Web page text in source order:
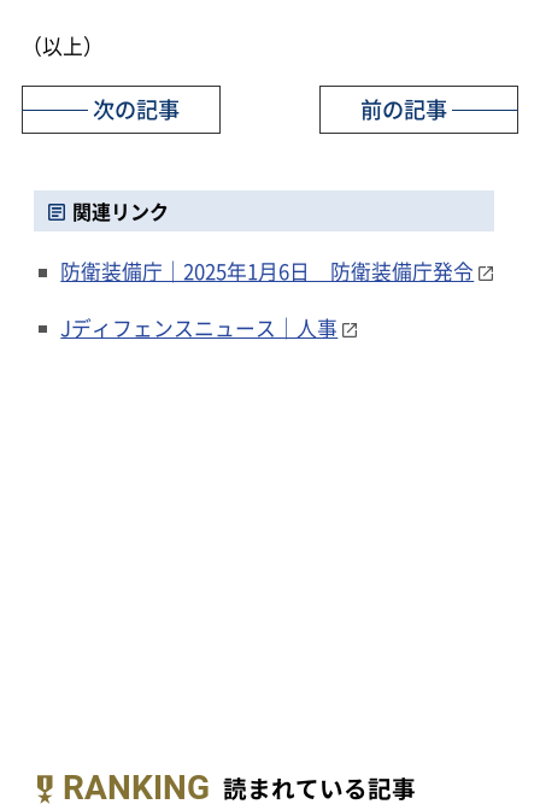
（以上）
前の記事
次の記事
関連リンク
防衛装備庁｜2025年1月6日 防衛装備庁発令
Jディフェンスニュース｜人事
RANKING 読まれている記事